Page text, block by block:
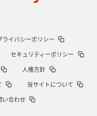
ディケ「15番はゲームドライバ
ライバシーポリシー
セキュリティーポリシー
人権方針
当サイトについて
い合わせ